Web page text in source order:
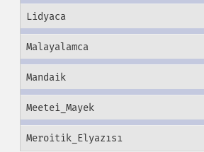
Lidyaca
Malayalamca
Mandaik
Meetei_Mayek
Meroitik_Elyazısı